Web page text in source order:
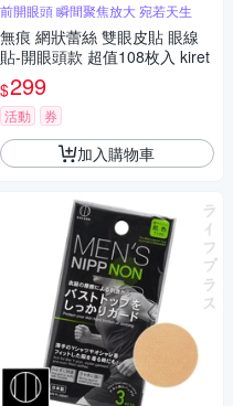
前開眼頭 瞬間聚焦放大 宛若天生
無痕 網狀蕾絲 雙眼皮貼 眼線
貼-開眼頭款 超值108枚入 kiret
$299
活動 券
加入購物車